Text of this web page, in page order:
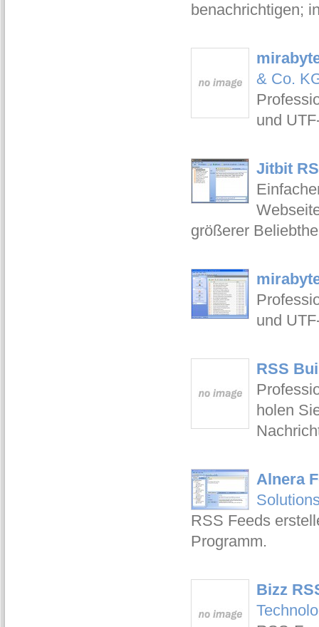
benachrichtigen;
& Co.
und
Jitbit
größerer
und
RSS
holen
Alnera
RSS Feeds
Programm.
Bizz